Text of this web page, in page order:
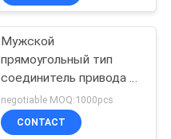
Мужской
прямоугольный тип
соединитель привода д
СКСИ 1.27мм Пкб ИО
40П
negotiable MOQ:1000pcs
CONTACT